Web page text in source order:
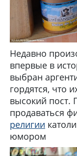
Недавно
впервые в
выбран
гордятся, что
высокий пост.
продаваться
религии
юмором